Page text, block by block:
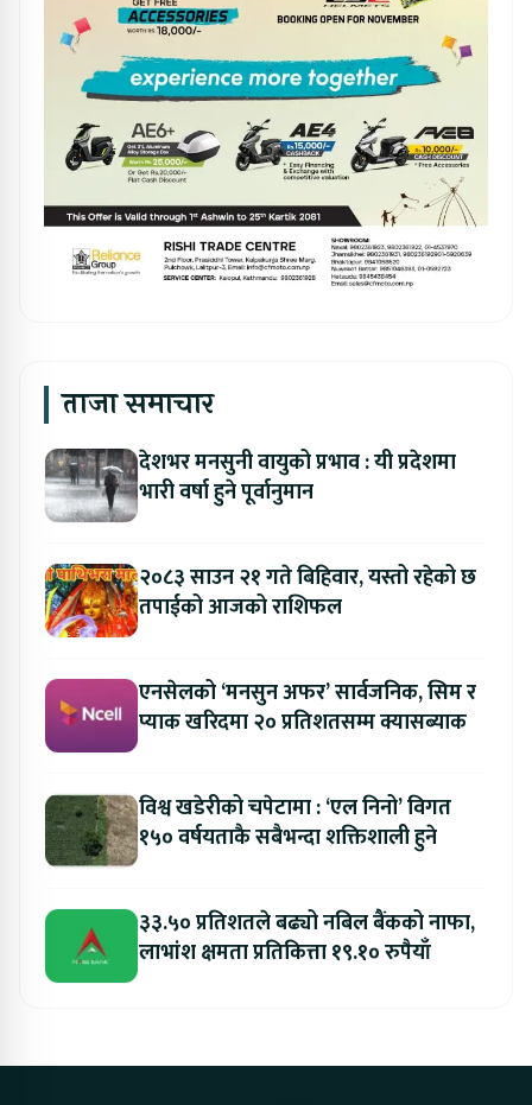
ताजा समाचार
देशभर मनसुनी वायुको प्रभाव : यी प्रदेशमा
भारी वर्षा हुने पूर्वानुमान
२०८३ साउन २१ गते बिहिवार, यस्तो रहेको छ
तपाईको आजको राशिफल
एनसेलको ‘मनसुन अफर’ सार्वजनिक, सिम र
प्याक खरिदमा २० प्रतिशतसम्म क्यासब्याक
विश्व खडेरीको चपेटामा : ‘एल निनो’ विगत
१५० वर्षयताकै सबैभन्दा शक्तिशाली हुने
३३.५० प्रतिशतले बढ्यो नबिल बैंकको नाफा,
लाभांश क्षमता प्रतिकित्ता १९.१० रुपैयाँ